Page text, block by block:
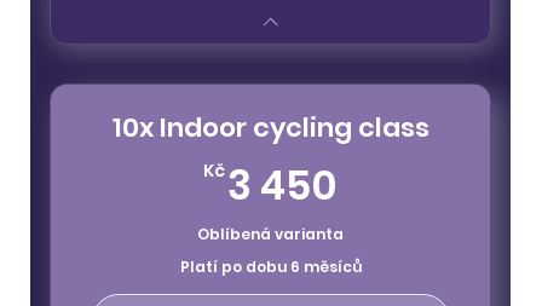
10x Indoor cycling class
Kč3 450
Oblíbená varianta
Platí po dobu 6 měsíců